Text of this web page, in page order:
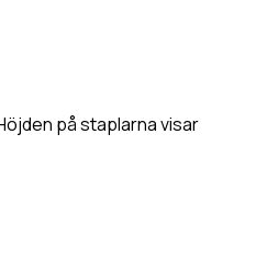
på staplarna visar